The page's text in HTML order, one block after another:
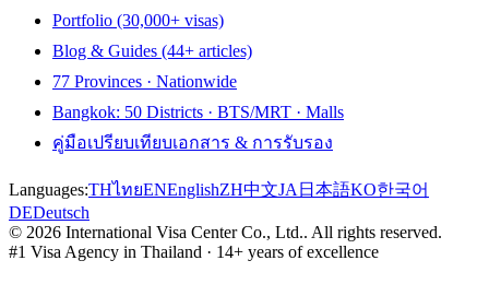
Portfolio (30,000+ visas)
Blog & Guides (44+ articles)
77 Provinces · Nationwide
Bangkok: 50 Districts · BTS/MRT · Malls
คู่มือเปรียบเทียบเอกสาร & การรับรอง
Languages:THไทยENEnglishZH中文JA 日本語KO한국어
DEDeutsch
© 2026 International Visa Center Co., Ltd.. All rights reserved.
#1 Visa Agency in Thailand · 14+ years of excellence